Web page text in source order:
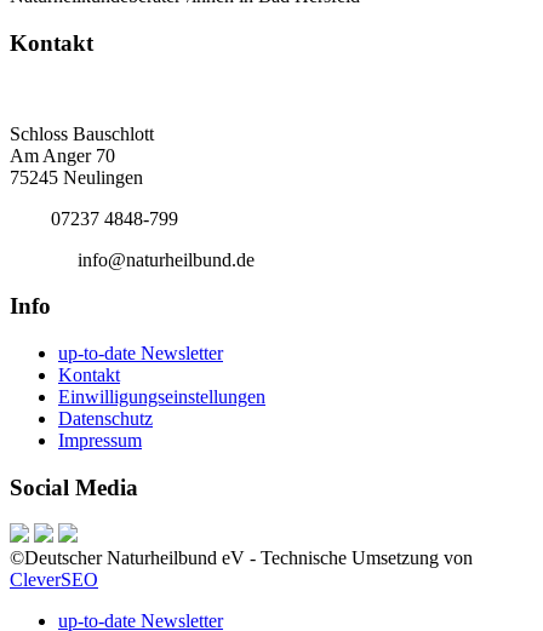
Kontakt
Schloss Bauschlott
Am Anger 70
75245 Neulingen
07237 4848-799
info@naturheilbund.de
Info
up-to-date Newsletter
Kontakt
Einwilligungseinstellungen
Datenschutz
Impressum
Social Media
©Deutscher Naturheilbund eV - Technische Umsetzung von
CleverSEO
up-to-date Newsletter